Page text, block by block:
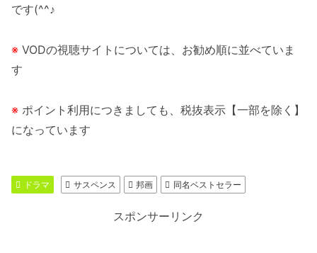
です(^^♪
※ VODの視聴サイトについては、お勧め順に並べていま
す
※ ポイント利用につきましても、税抜表示【一部を除く】
になっています
ドラマ サスペンス 邦画 同名ベストセラー
スポンサーリンク